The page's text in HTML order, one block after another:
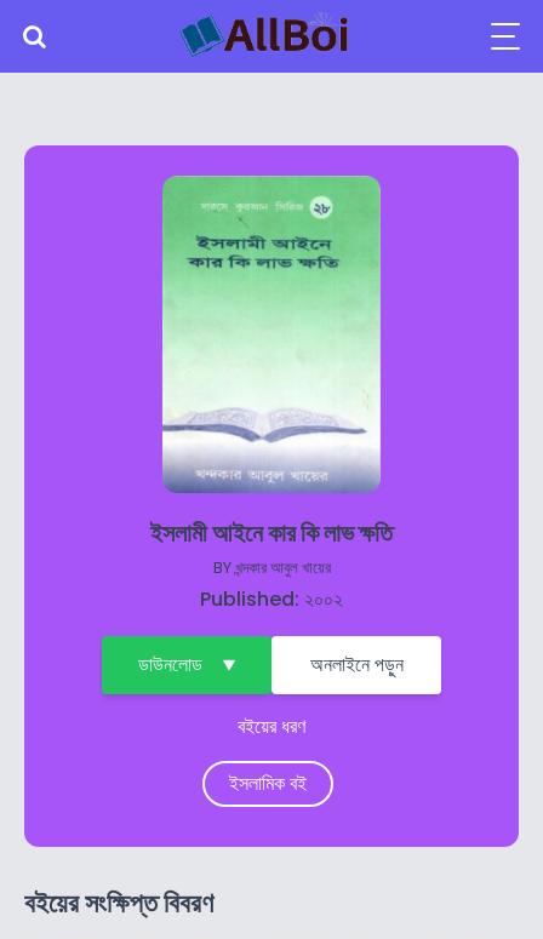
ইসলামী আইনে কার কি লাভ ক্ষতি
BYখন্দকার আবুল খায়ের
Published: ২০০২
ডাউনলোড অনলাইনে পড়ুন
বইয়ের ধরণ
ইসলামিক বই
বইয়ের সংক্ষিপ্ত বিবরণ